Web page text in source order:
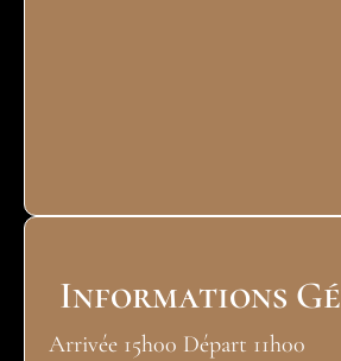
Informations
Arrivée 15h00 Départ 11h00